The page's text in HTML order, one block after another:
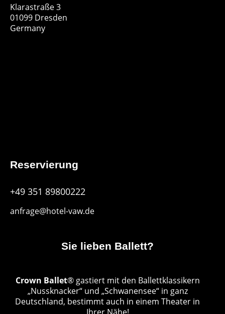
Klarastraße 3
01099 Dresden
Germany
Reservierung
+49 351 89800222
anfrage@hotel-vaw.de
Sie lieben Ballett?
Crown Ballet® gastiert mit den Ballettklassikern
„Nussknacker“ und „Schwanensee“ in ganz
Deutschland, bestimmt auch in einem Theater in